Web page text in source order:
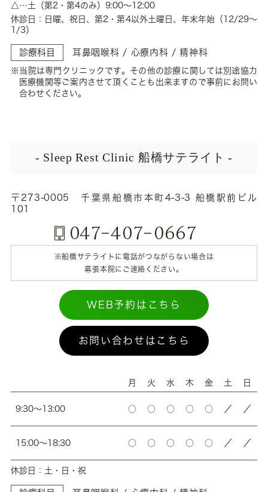
△…土（第2・第4のみ）9:00～12:00
休診日：日曜、祝日、第2・第4以外土曜日、年末年始（12/29～
1/3）
診療科目 耳鼻咽喉科 / 心療内科 / 精神科
※当院は専門クリニックです。その他の診療に関しては別途協力
医療機関等ご案内させて頂くことも出来ますので事前にお問い
合わせください。
- Sleep Rest Clinic 船橋サテライト -
〒273-0005 千葉県船橋市本町4-3-3 船橋駅前ビル
101
※船橋サテライトに電話がつながらない場合は
幕張本院にご連絡ください。
WEB予約はこちら
お問い合わせはこちら
月 火 水 木 金 土 日
9:30～13:00 ○ ○ ○ ○ ○ ／ ／
15:00～18:30 ○ ○ ○ ○ ○ ／ ／
休診日：土・日・祝